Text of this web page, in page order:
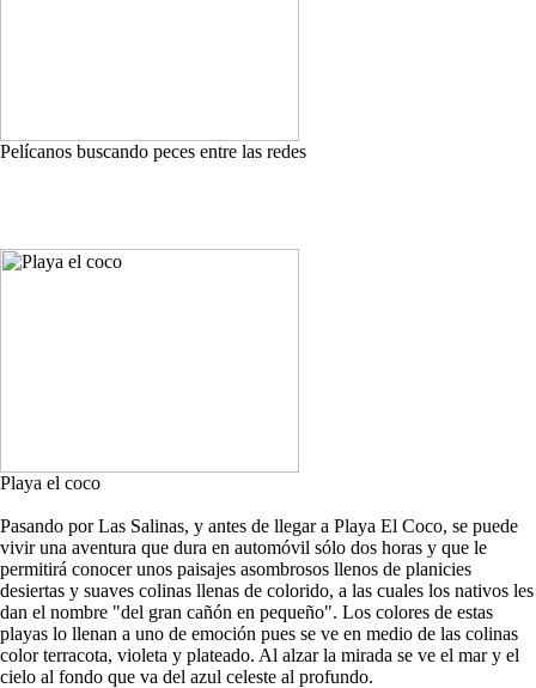
Pelícanos buscando peces entre las redes
Playa el coco
Pasando por Las Salinas, y antes de llegar a Playa El Coco, se puede
vivir una aventura que dura en automóvil sólo dos horas y que le
permitirá conocer unos paisajes asombrosos llenos de planicies
desiertas y suaves colinas llenas de colorido, a las cuales los nativos les
dan el nombre "del gran cañón en pequeño". Los colores de estas
playas lo llenan a uno de emoción pues se ve en medio de las colinas
color terracota, violeta y plateado. Al alzar la mirada se ve el mar y el
cielo al fondo que va del azul celeste al profundo.